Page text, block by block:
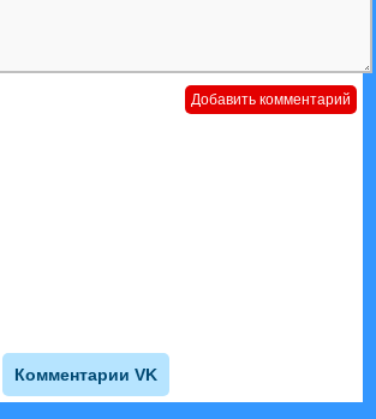
Комментарии VK